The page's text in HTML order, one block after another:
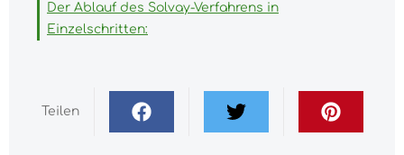
Der Ablauf des Solvay-Verfahrens in
Einzelschritten:
Teilen